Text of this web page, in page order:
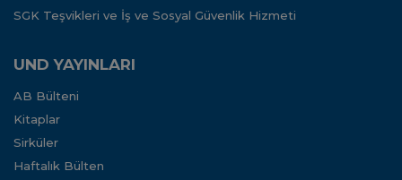
SGK Teşvikleri ve İş ve Sosyal Güvenlik Hizmeti
UND YAYINLARI
AB Bülteni
Kitaplar
Sirküler
Haftalık Bülten